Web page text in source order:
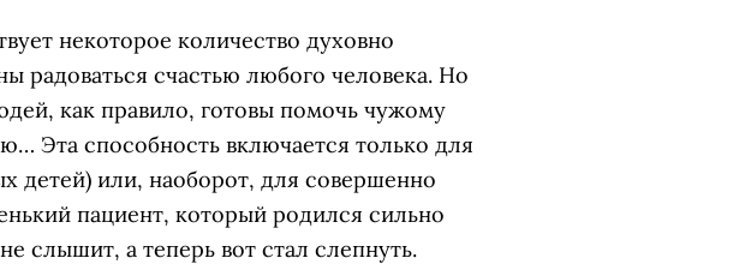
некоторое количество духовно
радоваться счастью любого человека. Но
как правило, готовы помочь чужому
Эта способность включается только для
детей) или, наоборот, для совершенно
пациент, который родился сильно
слышит, а теперь вот стал слепнуть.